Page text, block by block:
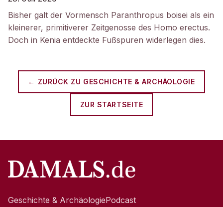
Bisher galt der Vormensch Paranthropus boisei als ein
kleinerer, primitiverer Zeitgenosse des Homo erectus.
Doch in Kenia entdeckte Fußspuren widerlegen dies.
← ZURÜCK ZU GESCHICHTE & ARCHÄOLOGIE
ZUR STARTSEITE
Geschichte & ArchäologiePodcast